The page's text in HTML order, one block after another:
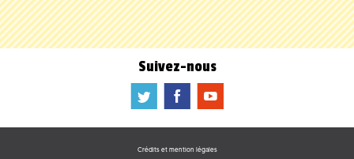
Suivez-nous
a b f
Crédits et mention légales